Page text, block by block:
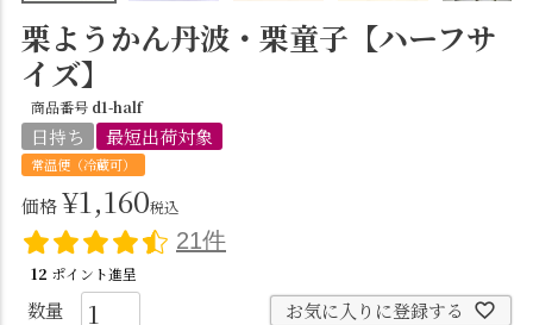
栗ようかん丹波・栗童子【ハーフサ
イズ】
商品番号 d1-half
日持ち 最短出荷対象
常温便（冷蔵可）
価格¥1,160税込
21件
12 ポイント進呈
お気に入りに登録する